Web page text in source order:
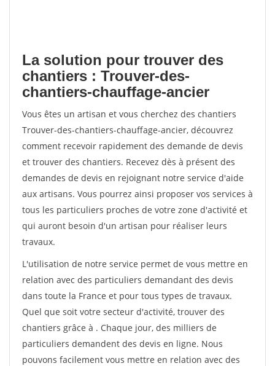
La solution pour trouver des
chantiers : Trouver-des-
chantiers-chauffage-ancier
Vous êtes un artisan et vous cherchez des chantiers
Trouver-des-chantiers-chauffage-ancier, découvrez
comment recevoir rapidement des demande de devis
et trouver des chantiers. Recevez dès à présent des
demandes de devis en rejoignant notre service d'aide
aux artisans. Vous pourrez ainsi proposer vos services à
tous les particuliers proches de votre zone d'activité et
qui auront besoin d'un artisan pour réaliser leurs
travaux.
L'utilisation de notre service permet de vous mettre en
relation avec des particuliers demandant des devis
dans toute la France et pour tous types de travaux.
Quel que soit votre secteur d'activité, trouver des
chantiers grâce à . Chaque jour, des milliers de
particuliers demandent des devis en ligne. Nous
pouvons facilement vous mettre en relation avec des